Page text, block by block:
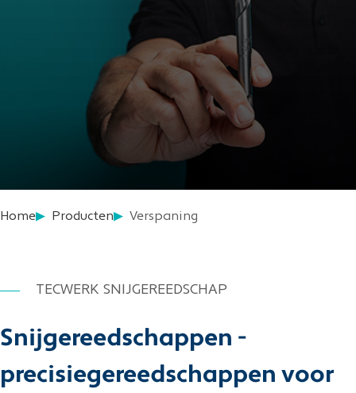
Home Producten Verspaning
Snijgereedschappen -
precisiegereedschappen voor
TECWERK SNIJGEREEDSCHAP